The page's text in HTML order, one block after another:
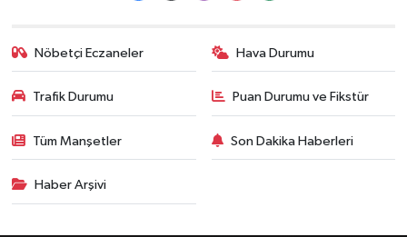
Nöbetçi Eczaneler Hava Durumu
Trafik Durumu Puan Durumu ve Fikstür
Tüm Manşetler Son Dakika Haberleri
Haber Arşivi